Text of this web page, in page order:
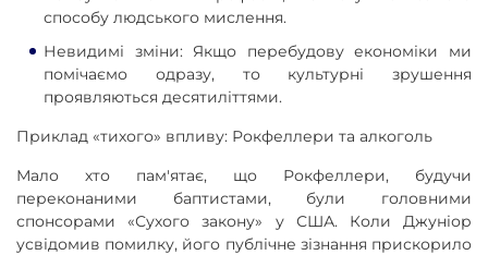
способу людського мислення.
Невидимі зміни: Якщо перебудову економіки ми
помічаємо одразу, то культурні зрушення
проявляються десятиліттями.
Приклад «тихого» впливу: Рокфеллери та алкоголь
Мало хто пам'ятає, що Рокфеллери, будучи
переконаними баптистами, були головними
спонсорами «Сухого закону» у США. Коли Джуніор
усвідомив помилку, його публічне зізнання прискорило